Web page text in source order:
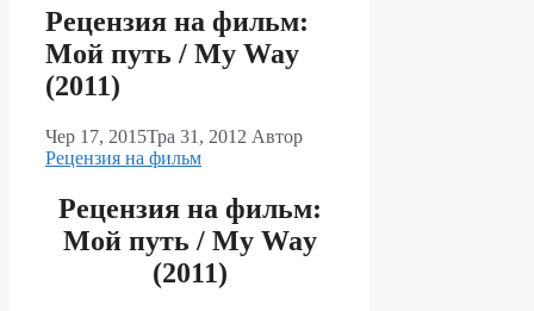
Рецензия на фильм:
Мой путь / My Way
(2011)
Чер 17, 2015Тра 31, 2012 Автор
Рецензия на фильм
Рецензия на фильм:
Мой путь / My Way
(2011)